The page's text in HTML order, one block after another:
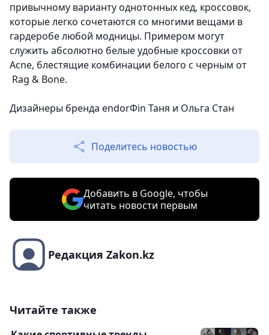
привычному варианту однотонных кед, кроссовок,
которые легко сочетаются со многими вещами в
гардеробе любой модницы. Примером могут
служить абсолютно белые удобные кроссовки от
Acne, блестящие комбинации белого с черным от
Rag & Bone.
Дизайнеры бренда endorФin Таня и Ольга Стан
Поделитесь новостью
Добавить в Google, чтобы
читать новости первым
Редакция Zakon.kz
Читайте также